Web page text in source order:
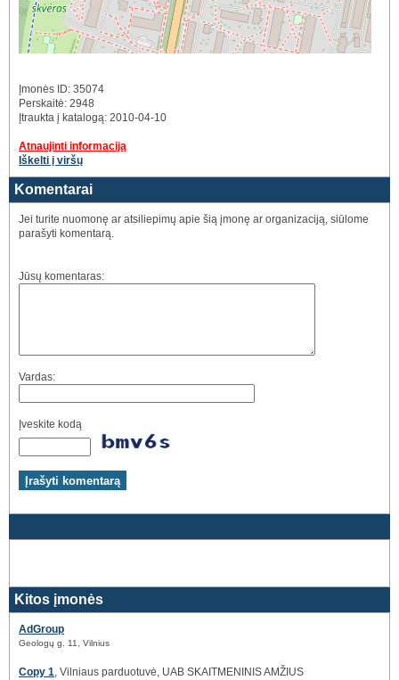
Įmonės ID: 35074
Perskaitė: 2948
Įtraukta į katalogą: 2010-04-10
Atnaujinti informaciją
Iškelti į viršų
Komentarai
Jei turite nuomonę ar atsiliepimų apie šią įmonę ar organizaciją, siūlome
parašyti komentarą.
Jūsų komentaras:
Vardas:
Įveskite kodą
Kitos įmonės
AdGroup
Geologų g. 11, Vilnius
Copy 1, Vilniaus parduotuvė, UAB SKAITMENINIS AMŽIUS